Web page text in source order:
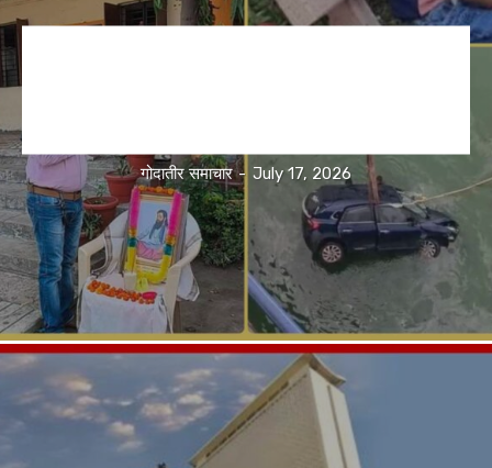
गोदातीर समाचार - July 17, 2026